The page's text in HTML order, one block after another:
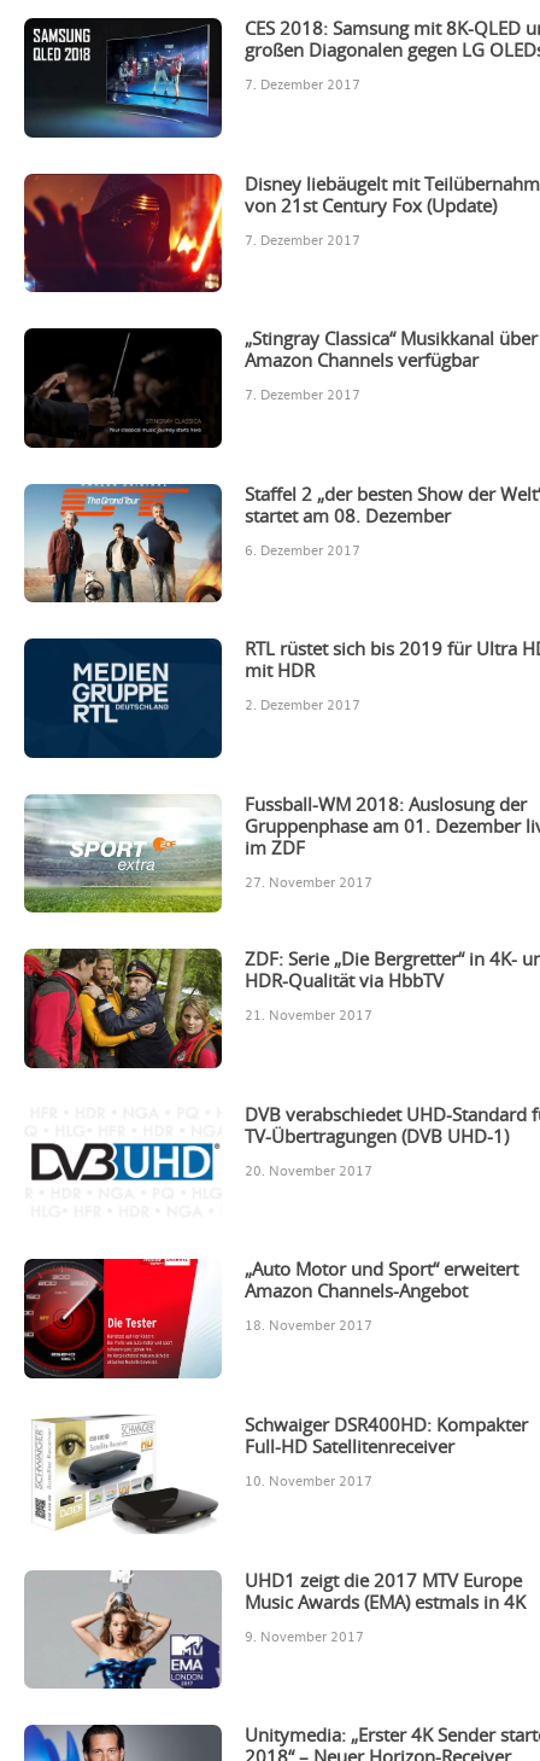
CES 2018: Samsung mit 8K-QLED
großen Diagonalen gegen LG
7. Dezember 2017
Disney liebäugelt mit
von 21st Century Fox (Update)
7. Dezember 2017
„Stingray Classica“ Musikkanal über
Amazon Channels verfügbar
7. Dezember 2017
Staffel 2 „der besten Show der
startet am 08. Dezember
6. Dezember 2017
RTL rüstet sich bis 2019 für Ultra
mit HDR
2. Dezember 2017
Fussball-WM 2018: Auslosung der
Gruppenphase am 01. Dezember
im ZDF
27. November 2017
ZDF: Serie „Die Bergretter“ in 4K-
HDR-Qualität via HbbTV
21. November 2017
DVB verabschiedet UHD-Standard
TV-Übertragungen (DVB UHD-1)
20. November 2017
„Auto Motor und Sport“ erweitert
Amazon Channels-Angebot
18. November 2017
Schwaiger DSR400HD: Kompakter
Full-HD Satellitenreceiver
10. November 2017
UHD1 zeigt die 2017 MTV Europe
Music Awards (EMA) estmals in 4K
9. November 2017
Unitymedia: „Erster 4K Sender